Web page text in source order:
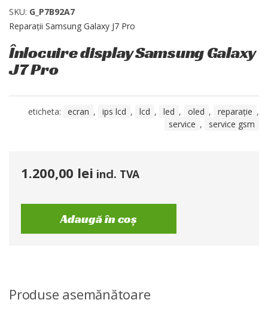
SKU: G_P7B92A7
Reparații Samsung Galaxy J7 Pro
Înlocuire display Samsung Galaxy
J7 Pro
eticheta: ecran , ips lcd , lcd , led , oled , reparație ,
service , service gsm
1.200,00 lei incl. TVA
Adaugă în coș
Produse asemănătoare